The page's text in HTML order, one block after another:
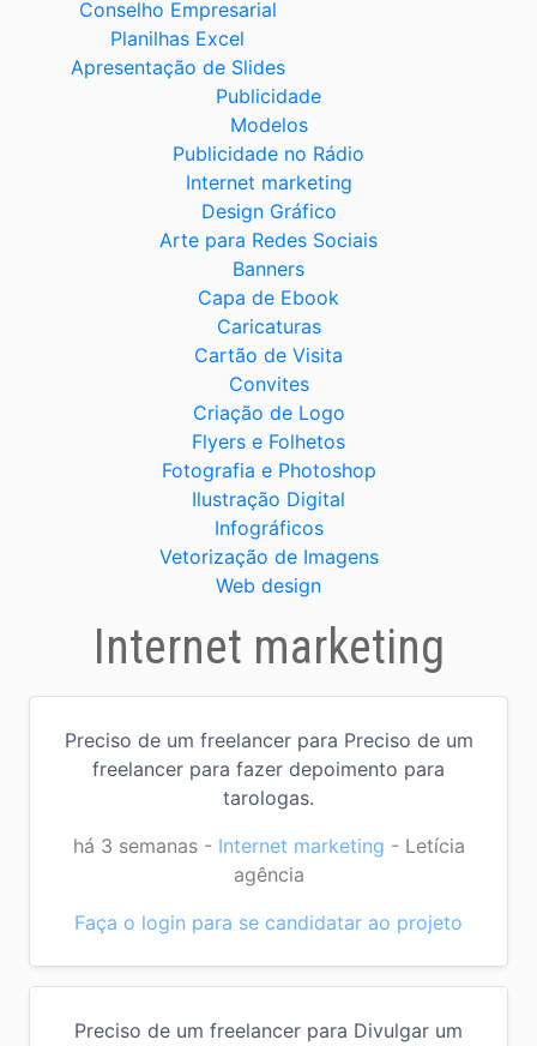
Conselho Empresarial
Planilhas Excel
Apresentação de Slides
Publicidade
Modelos
Publicidade no Rádio
Internet marketing
Design Gráfico
Arte para Redes Sociais
Banners
Capa de Ebook
Caricaturas
Cartão de Visita
Convites
Criação de Logo
Flyers e Folhetos
Fotografia e Photoshop
Ilustração Digital
Infográficos
Vetorização de Imagens
Web design
Internet marketing
Preciso de um freelancer para Preciso de um
freelancer para fazer depoimento para
tarologas.
há 3 semanas- Internet marketing - Letícia
agência
Faça o login para se candidatar ao projeto
Preciso de um freelancer para Divulgar um